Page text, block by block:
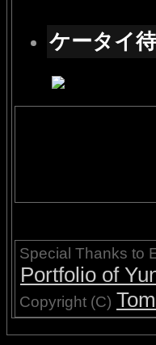
ケータイ
Special Thanks to
Portfolio of
Copyright (C)